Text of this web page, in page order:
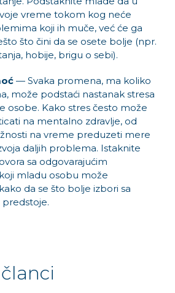
vreme tokom kog neće
koji ih muče, već će ga
što čini da se osete bolje (npr.
hobije, brigu o sebi).
— Svaka promena, ma koliko
može podstaći nastanak stresa
osobe. Kako stres često može
na mentalno zdravlje, od
na vreme preduzeti mere
daljih problema. Istaknite
sa odgovarajućim
mladu osobu može
da se što bolje izbori sa
predstoje.